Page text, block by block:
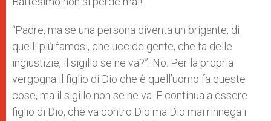
“Padre, ma se una persona diventa un brigante, di
quelli più famosi, che uccide gente, che fa delle
ingiustizie, il sigillo se ne va?”. No. Per la propria
vergogna il figlio di Dio che è quell’uomo fa queste
cose, ma il sigillo non se ne va. E continua a essere
figlio di Dio, che va contro Dio ma Dio mai rinnega i